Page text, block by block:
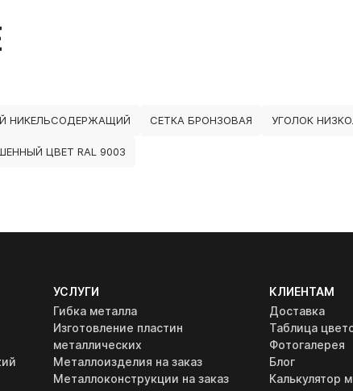
НИКЕЛЬСОДЕРЖАЩИЙ СЕТКА БРОНЗОВАЯ УГОЛОК
ЦВЕТ RAL 9003
УСЛУГИ
Гибка металла
Изготовление пластин
металлических
Металлоизделия на заказ
Металлоконструкции на заказ
КЛИЕНТАМ
Доставка
Таблица
Фотогалерея
Блог
Калькулятор